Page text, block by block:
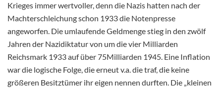
Krieges immer wertvoller, denn die Nazis hatten nach der
Machterschleichung schon 1933 die Notenpresse
angeworfen. Die umlaufende Geldmenge stieg in den zwölf
Jahren der Nazidiktatur von um die vier Milliarden
Reichsmark 1933 auf über 75Milliarden 1945. Eine Inflation
war die logische Folge, die erneut v.a. die traf, die keine
größeren Besitztümer ihr eigen nennen durften. Die „kleinen